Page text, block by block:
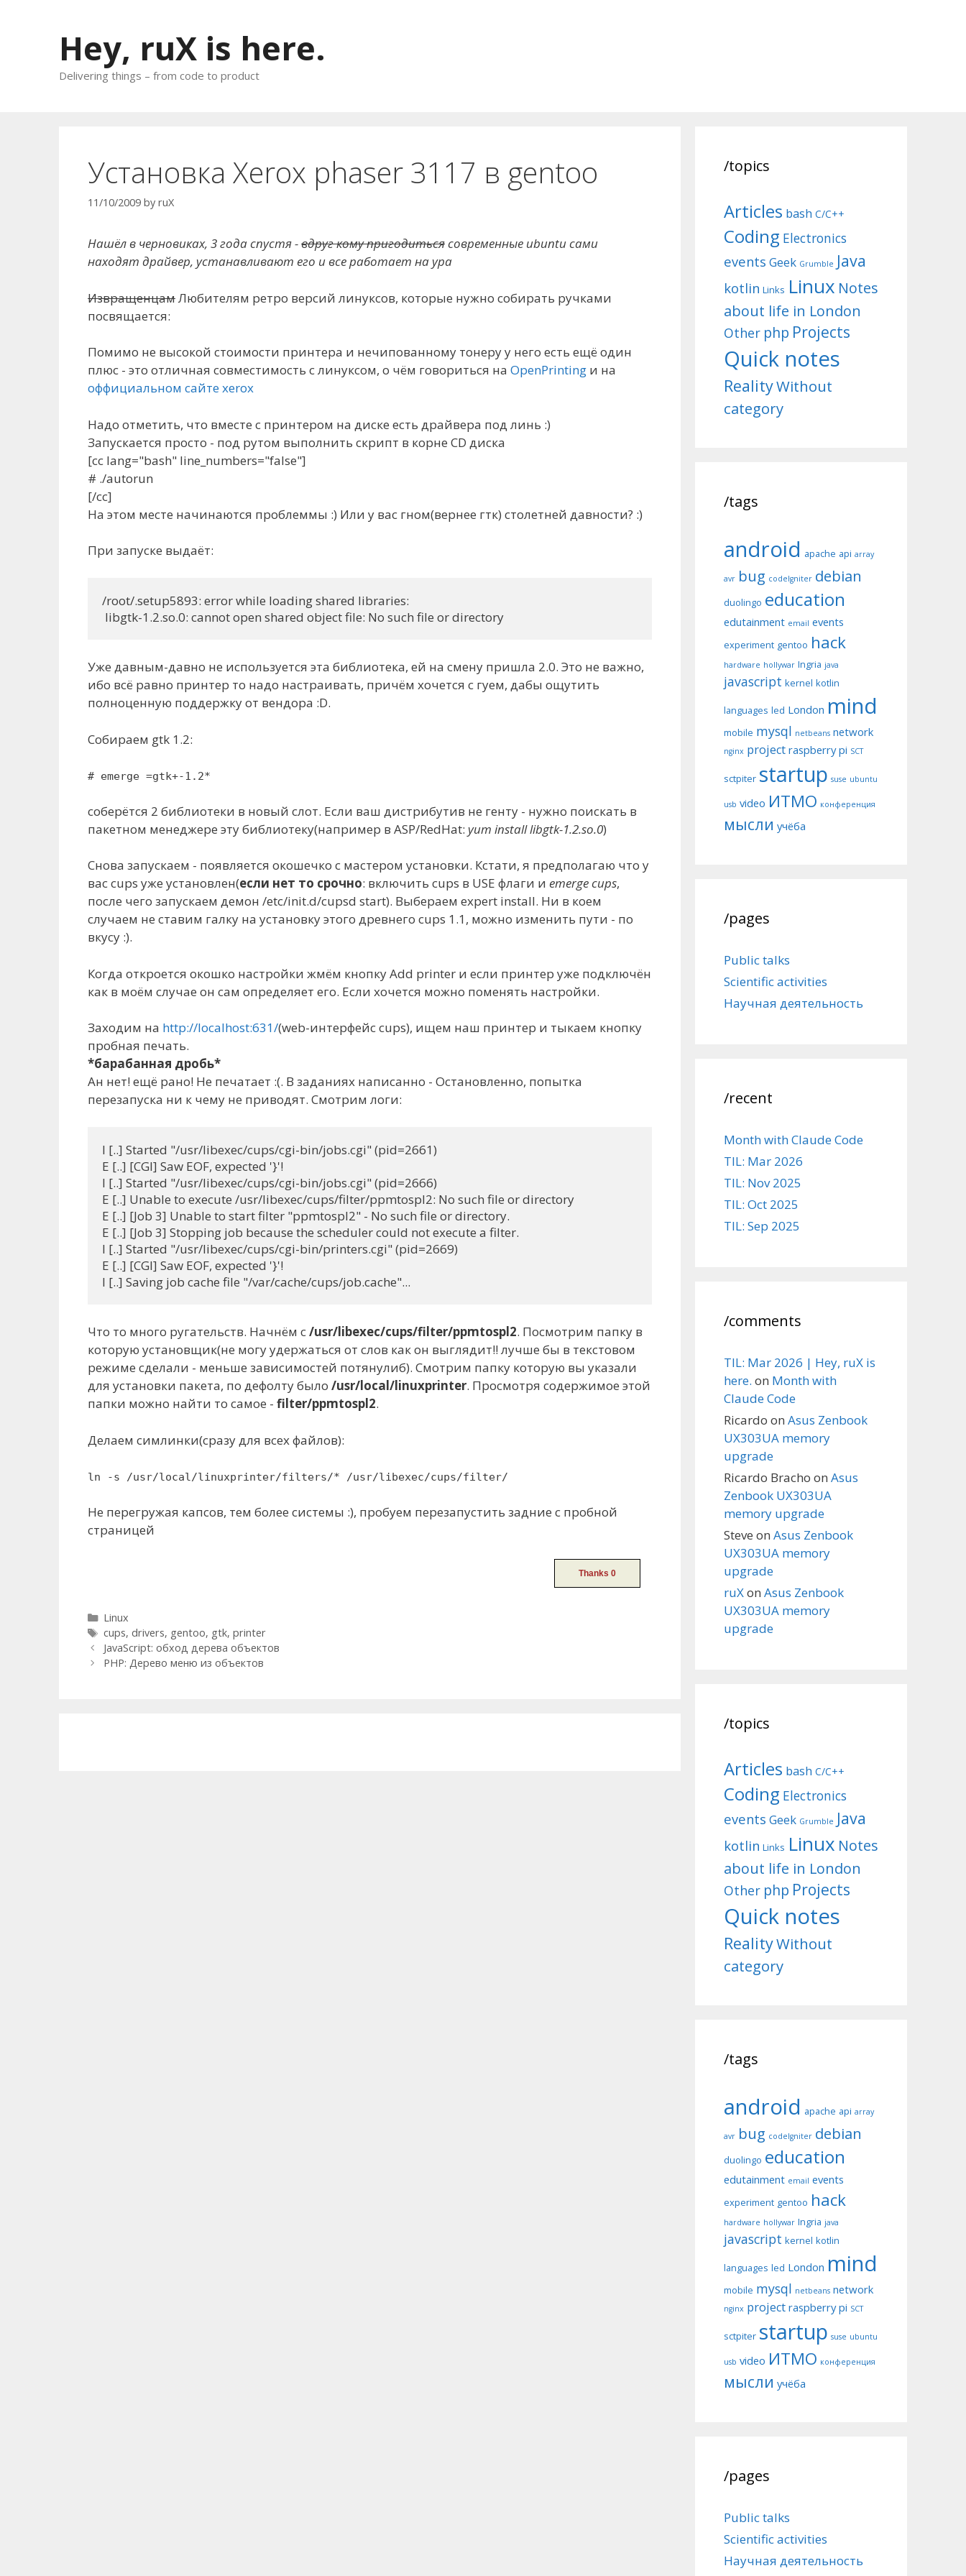
Hey, ruX is here.
Delivering things – from code to product
Установка Xerox phaser 3117 в gentoo
11/10/2009 by ruX
Нашёл в черновиках, 3 года спустя -вдруг кому пригодитьсясовременные ubuntu сами
находят драйвер, устанавливают его и все работает на ура
ИзвращенцамЛюбителям ретро версий линуксов, которые нужно собирать ручками
посвящается:
Помимо не высокой стоимости принтера и нечипованному тонеру у него есть ещё один
плюс - это отличная совместимость с линуксом, о чём говориться на OpenPrinting и на
оффициальном сайте xerox
Надо отметить, что вместе с принтером на диске есть драйвера под линь :)
Запускается просто - под рутом выполнить скрипт в корне CD диска
[cc lang="bash" line_numbers="false"]
# ./autorun
[/cc]
На этом месте начинаются проблеммы :) Или у вас гном(вернее гтк) столетней давности? :)
При запуске выдаёт:
/root/.setup5893: error while loading shared libraries:
Уже давным-давно не используется эта библиотека, ей на смену пришла 2.0. Это не важно,
ибо всё равно принтер то надо настраивать, причём хочется с гуем, дабы ощутить
полноценную поддержку от вендора :D.
Собираем gtk 1.2:
# emerge =gtk+-1.2*
соберётся 2 библиотеки в новый слот. Если ваш дистрибутив не генту - нужно поискать в
пакетном менеджере эту библиотеку(например в ASP/RedHat: yum install libgtk-1.2.so.0)
Снова запускаем - появляется окошечко с мастером установки. Кстати, я предполагаю что у
вас cups уже установлен(если нет то срочно: включить cups в USE флаги и emerge cups,
после чего запускаем демон /etc/init.d/cupsd start). Выбераем expert install. Ни в коем
случаем не ставим галку на установку этого древнего cups 1.1, можно изменить пути - по
вкусу :).
Когда откроется окошко настройки жмём кнопку Add printer и если принтер уже подключён
как в моём случае он сам определяет его. Если хочется можно поменять настройки.
Заходим на http://localhost:631/(web-интерфейс cups), ищем наш принтер и тыкаем кнопку
пробная печать.
*барабанная дробь*
Ан нет! ещё рано! Не печатает :(. В заданиях написанно - Остановленно, попытка
перезапуска ни к чему не приводят. Смотрим логи:
I [..] Started "/usr/libexec/cups/cgi-bin/jobs.cgi" (pid=2661)
E [..] [CGI] Saw EOF, expected '}'!
I [..] Started "/usr/libexec/cups/cgi-bin/jobs.cgi" (pid=2666)
E [..] Unable to execute /usr/libexec/cups/filter/ppmtospl2: No such file or directory
E [..] [Job 3] Unable to start filter "ppmtospl2" - No such file or directory.
E [..] [Job 3] Stopping job because the scheduler could not execute a filter.
I [..] Started "/usr/libexec/cups/cgi-bin/printers.cgi" (pid=2669)
E [..] [CGI] Saw EOF, expected '}'!
Что то много ругательств. Начнём с/usr/libexec/cups/filter/ppmtospl2. Посмотрим папку в
которую установщик(не могу удержаться от слов как он выглядит!! лучше бы в текстовом
режиме сделали - меньше зависимостей потянулиб). Смотрим папку которую вы указали
для установки пакета, по дефолту было /usr/local/linuxprinter. Просмотря содержимое этой
папки можно найти то самое - filter/ppmtospl2.
Делаем симлинки(сразу для всех файлов):
ln -s /usr/local/linuxprinter/filters/* /usr/libexec/cups/filter/
Не перегружая капсов, тем более системы :), пробуем перезапустить задние с пробной
страницей
Categories
Linux
Tags
cups, drivers, gentoo, gtk, printer
Post
navigation
JavaScript: обход дерева объектов
PHP: Дерево меню из объектов
/topics
Articles bash C/C++
Coding Electronics
events Geek Grumble Java
kotlin Links Linux Notes
about life in London
Other php Projects
Quick notes
RealityWithout
category
/tags
android apache api array
avr bug codeIgniter debian
duolingo education
edutainment email events
experiment gentoo hack
hardware hollywar Ingria java
javascript kernel kotlin
languages led London mind
mobile mysql netbeans network
nginx project raspberry pi SCT
sctpiter startup suse ubuntu
usb video ИТМО конференция
мысли учёба
/pages
Public talks
Scientific activities
Научная деятельность
/recent
Month with Claude Code
TIL: Mar 2026
TIL: Nov 2025
TIL: Oct 2025
TIL: Sep 2025
/comments
TIL: Mar 2026 | Hey, ruX is
here. on Month with
Claude Code
Ricardo on Asus Zenbook
UX303UA memory
upgrade
Ricardo Bracho on Asus
Zenbook UX303UA
memory upgrade
Steve on Asus Zenbook
UX303UA memory
upgrade
ruXon Asus Zenbook
UX303UA memory
upgrade
/topics
Articles bash C/C++
Coding Electronics
events Geek Grumble Java
kotlin Links Linux Notes
about life in London
Other php Projects
Quick notes
RealityWithout
category
/tags
android apache api array
avr bug codeIgniter debian
duolingo education
edutainment email events
experiment gentoo hack
hardware hollywar Ingria java
javascript kernel kotlin
languages led London mind
mobile mysql netbeans network
nginx project raspberry pi SCT
sctpiter startup suse ubuntu
usb video ИТМО конференция
мысли учёба
/pages
Public talks
Scientific activities
Научная деятельность